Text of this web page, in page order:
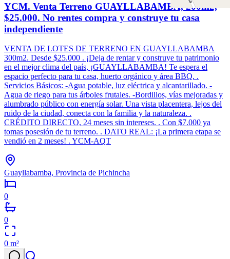
YCM. Venta Terreno GUAYLLABAMBA, 200m2,
$25.000. No rentes compra y construye tu casa
independiente
VENTA DE LOTES DE TERRENO EN GUAYLLABAMBA
300m2. Desde $25.000 . ¡Deja de rentar y construye tu patrimonio
en el mejor clima del país, ¡GUAYLLABAMBA! Te espera el
espacio perfecto para tu casa, huerto orgánico y área BBQ. .
Servicios Básicos: -Agua potable, luz eléctrica y alcantarillado. -
Agua de riego para tus árboles frutales. -Bordillos, vías mejoradas y
alumbrado público con energía solar. Una vista placentera, lejos del
ruido de la ciudad, conecta con la familia y la naturaleza. .
CRÉDITO DIRECTO, 24 meses sin intereses. . Con $7.000 ya
tomas posesión de tu terreno. . DATO REAL: ¡La primera etapa se
vendió en 2 meses! . YCM-AQT
Guayllabamba, Provincia de Pichincha
0
0
0 m²